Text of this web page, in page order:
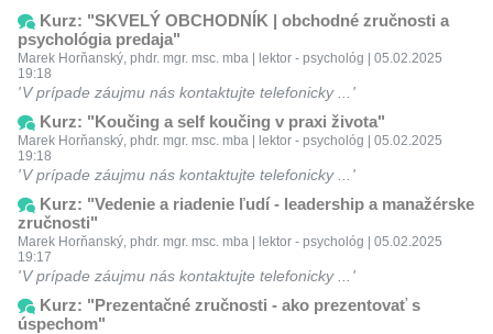
Kurz: "SKVELÝ OBCHODNÍK | obchodné zručnosti a
psychológia predaja"
Marek Horňanský, phdr. mgr. msc. mba | lektor - psychológ | 05.02.2025
19:18
V prípade záujmu nás kontaktujte telefonicky ...
Kurz: "Koučing a self koučing v praxi života"
Marek Horňanský, phdr. mgr. msc. mba | lektor - psychológ | 05.02.2025
19:18
V prípade záujmu nás kontaktujte telefonicky ...
Kurz: "Vedenie a riadenie ľudí - leadership a manažérske
zručnosti"
Marek Horňanský, phdr. mgr. msc. mba | lektor - psychológ | 05.02.2025
19:17
V prípade záujmu nás kontaktujte telefonicky ...
Kurz: "Prezentačné zručnosti - ako prezentovať s
úspechom"